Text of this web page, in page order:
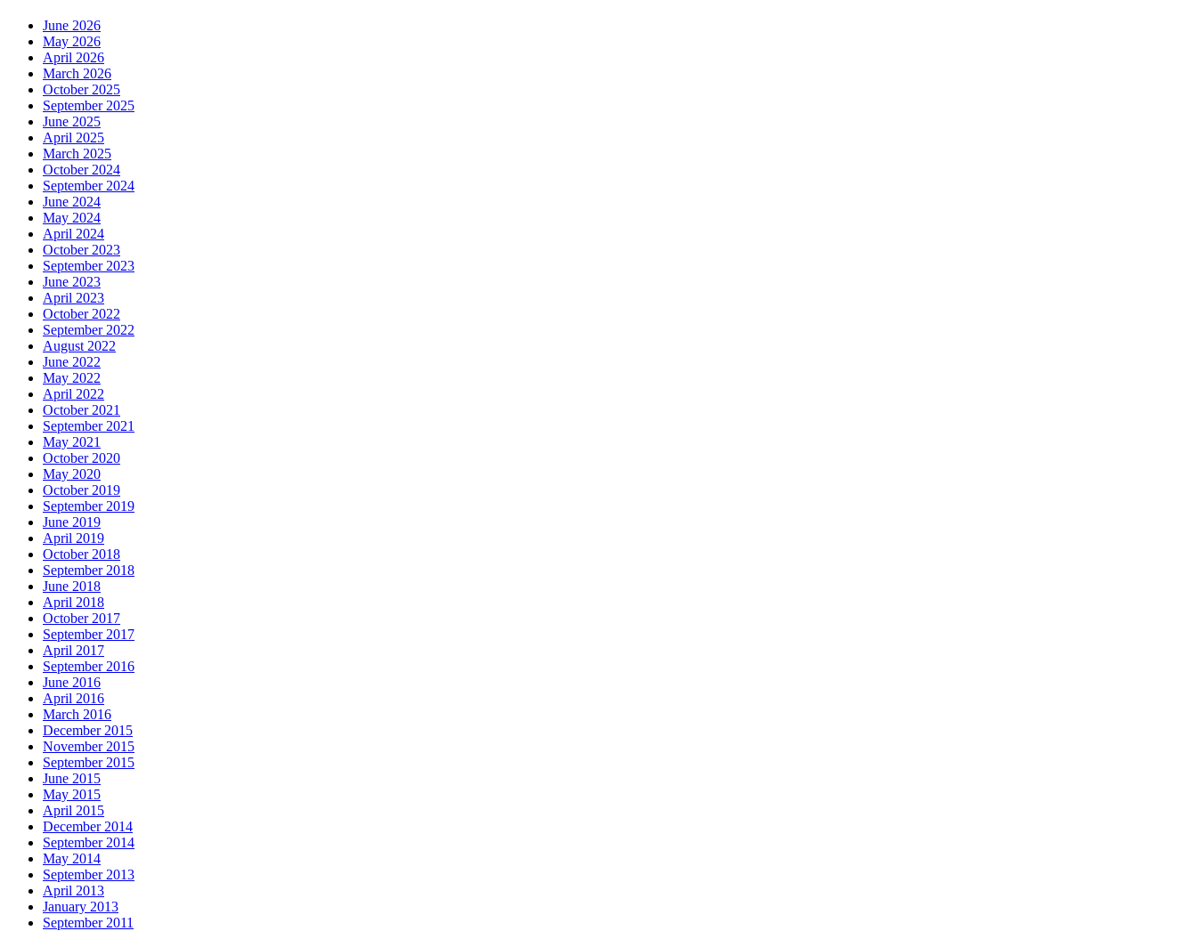
June 2026
May 2026
April 2026
March 2026
October 2025
September 2025
June 2025
April 2025
March 2025
October 2024
September 2024
June 2024
May 2024
April 2024
October 2023
September 2023
June 2023
April 2023
October 2022
September 2022
August 2022
June 2022
May 2022
April 2022
October 2021
September 2021
May 2021
October 2020
May 2020
October 2019
September 2019
June 2019
April 2019
October 2018
September 2018
June 2018
April 2018
October 2017
September 2017
April 2017
September 2016
June 2016
April 2016
March 2016
December 2015
November 2015
September 2015
June 2015
May 2015
April 2015
December 2014
September 2014
May 2014
September 2013
April 2013
January 2013
September 2011